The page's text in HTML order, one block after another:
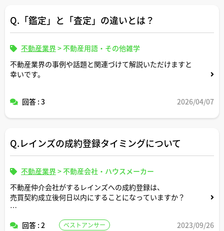
Q.「鑑定」と「査定」の違いとは？
不動産業界>不動産用語・その他雑学
不動産業界の事例や話題と関連づけて解説いただけますと
幸いです。
回答 : 3 2026/04/07
Q.レインズの成約登録タイミングについて
不動産業界>不動産会社・ハウスメーカー
不動産仲介会社がするレインズへの成約登録は、
売買契約成立後何日以内にすることになっていますか？
回答 : 2
ベストアンサー 2023/09/26